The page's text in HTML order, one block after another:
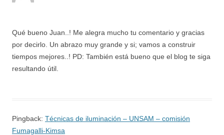
Qué bueno Juan..! Me alegra mucho tu comentario y gracias
por decirlo. Un abrazo muy grande y si; vamos a construir
tiempos mejores..! PD: También está bueno que el blog te siga
resultando útil.
Pingback: Técnicas de iluminación – UNSAM – comisión
Fumagalli-Kimsa